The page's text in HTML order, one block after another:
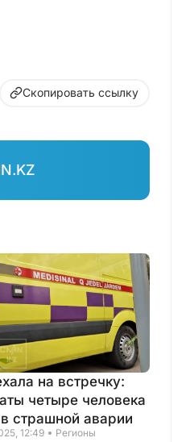
Скопировать ссылку
на встречку:
четыре человека
страшной аварии
12:49 Регионы